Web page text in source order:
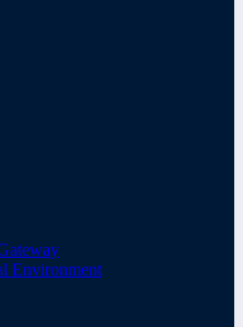
Environment